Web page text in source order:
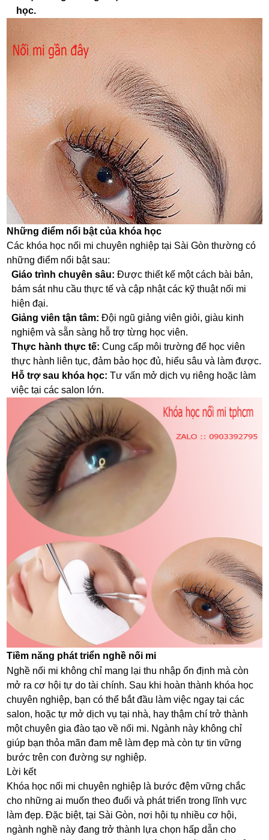
học.
Những điểm nổi bật của khóa học
Các khóa học nối mi chuyên nghiệp tại Sài Gòn thường có
những điểm nổi bật sau:
Giáo trình chuyên sâu: Được thiết kế một cách bài bản,
bám sát nhu cầu thực tế và cập nhật các kỹ thuật nối mi
hiện đại.
Giảng viên tận tâm: Đội ngũ giảng viên giỏi, giàu kinh
nghiệm và sẵn sàng hỗ trợ từng học viên.
Thực hành thực tế: Cung cấp môi trường để học viên
thực hành liên tục, đảm bảo học đủ, hiểu sâu và làm được.
Hỗ trợ sau khóa học: Tư vấn mở dịch vụ riêng hoặc làm
việc tại các salon lớn.
Tiềm năng phát triển nghề nối mi
Nghề nối mi không chỉ mang lại thu nhập ổn định mà còn
mở ra cơ hội tự do tài chính. Sau khi hoàn thành khóa học
chuyên nghiệp, bạn có thể bắt đầu làm việc ngay tại các
salon, hoặc tự mở dịch vụ tại nhà, hay thậm chí trở thành
một chuyên gia đào tạo về nối mi. Ngành này không chỉ
giúp bạn thỏa mãn đam mê làm đẹp mà còn tự tin vững
bước trên con đường sự nghiệp.
Lời kết
Khóa học nối mi chuyên nghiệp là bước đệm vững chắc
cho những ai muốn theo đuổi và phát triển trong lĩnh vực
làm đẹp. Đặc biệt, tại Sài Gòn, nơi hội tụ nhiều cơ hội,
ngành nghề này đang trở thành lựa chọn hấp dẫn cho